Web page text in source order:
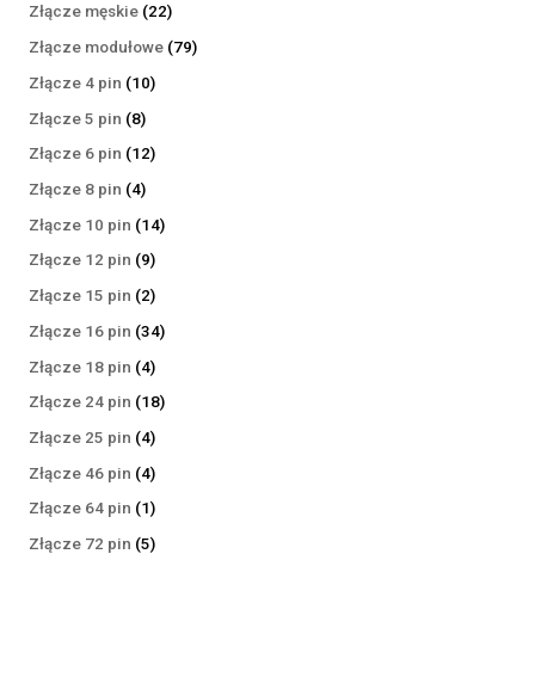
Złącze męskie 2222
produkty
Złącze modułowe 7979
Złącze 4 pin 1010
Złącze 5 pin 88
produktów
Złącze 6 pin 1212
Złącze 8 pin 44
produkty
Złącze 10 pin 1414
Złącze 12 pin 99
produktów
Złącze 15 pin 22
produkty
Złącze 16 pin 3434
Złącze 18 pin 44
produkty
Złącze 24 pin 1818
Złącze 25 pin 44
produkty
Złącze 46 pin 44
produkty
Złącze 64 pin 11
produkt
Złącze 72 pin 55